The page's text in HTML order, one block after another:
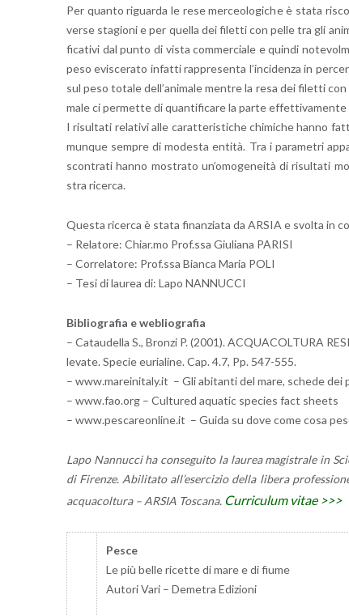
Per quan­to ri­guar­da le rese mer­ceo­lo­gi­che è stata
ver­se sta­gio­ni e per quel­la dei fi­let­ti con pelle tra gli
fi­ca­ti­vi dal punto di vista com­mer­cia­le e quin­di
peso evi­sce­ra­to in­fat­ti rap­pre­sen­ta l’in­ci­den­za in
sul peso to­ta­le del­l’a­ni­ma­le men­tre la resa dei fi­let­ti
ma­le ci per­met­te di quan­ti­fi­ca­re la parte ef­fet­ti­va­men­te
I ri­sul­ta­ti re­la­ti­vi alle ca­rat­te­ri­sti­che chi­mi­che hanno
mun­que sem­pre di mo­de­sta en­ti­tà. Tra i pa­ra­me­tri
scon­tra­ti hanno mo­stra­to un’o­mo­ge­nei­tà di ri­sul­ta­ti
stra ri­cer­ca.
Que­sta ri­cer­ca è stata fi­nan­zia­ta da ARSIA e svol­ta in
– Re­la­to­re: Chiar.​mo Prof.​ssa Giu­lia­na PA­RI­SI
– Cor­re­la­to­re: Prof.​ssa Bian­ca Maria POLI
– Tesi di lau­rea di: Lapo NAN­NUC­CI
Bi­blio­gra­fia e we­blio­gra­fia
– Ca­tau­del­la S., Bron­zi P. (2001). AC­QUA­COL­TU­RA
le­va­te. Spe­cie eu­ria­li­ne. Cap. 4.7, Pp. 547-555.
– www.​mareinitaly.​it – Gli abi­tan­ti del mare, sche­de dei
– www.​fao.​org – Cul­tu­red aqua­tic spe­cies fact shee­ts
– www.​pes​care​onli​ne.​it – Guida su dove come cosa
Lapo Nan­nuc­ci ha con­se­gui­to la lau­rea ma­gi­stra­le in
di Fi­ren­ze. Abi­li­ta­to al­l’e­ser­ci­zio della li­be­ra
ac­qua­col­tu­ra – ARSIA To­sca­na. Cur­ri­cu­lum vitae >>>
Pesce
Le più belle ri­cet­te di mare e di fiume
Au­to­ri Vari – De­me­tra Edi­zio­ni